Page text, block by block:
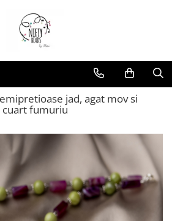
jad, agat mov si
cuart fumuriu